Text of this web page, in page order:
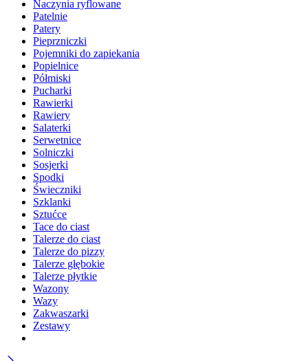
Naczynia ryflowane
Patelnie
Patery
Pieprzniczki
Pojemniki do zapiekania
Popielnice
Półmiski
Pucharki
Rawierki
Rawiery
Salaterki
Serwetnice
Solniczki
Sosjerki
Spodki
Świeczniki
Szklanki
Sztućce
Tace do ciast
Talerze do ciast
Talerze do pizzy
Talerze głębokie
Talerze płytkie
Wazony
Wazy
Zakwaszarki
Zestawy